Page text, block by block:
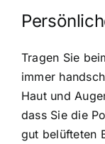
Tragen Sie
immer
Haut und
dass Sie die
gut belüfteten